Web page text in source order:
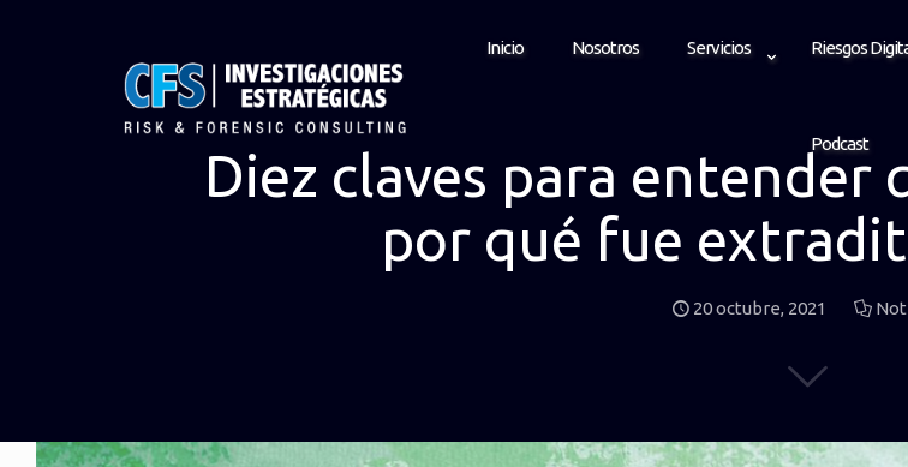
Inicio Nosotros Servicios Riesgos
Podcast
Diez claves para entender
por qué fue
20 octubre, 2021